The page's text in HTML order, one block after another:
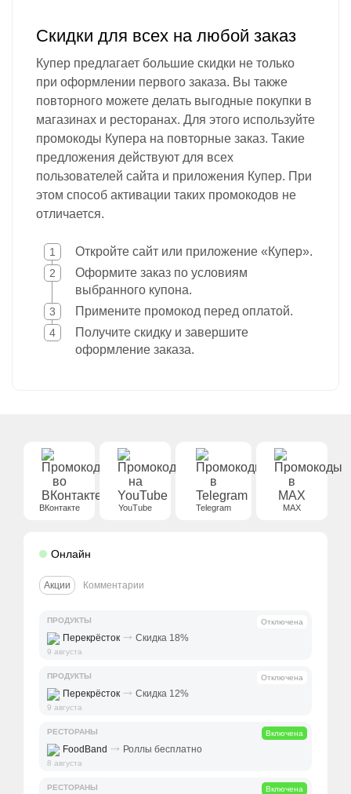
Скидки для всех на любой заказ
Купер предлагает большие скидки не только
при оформлении первого заказа. Вы также
повторного можете делать выгодные покупки в
магазинах и ресторанах. Для этого используйте
промокоды Купера на повторные заказ. Такие
предложения действуют для всех
пользователей сайта и приложения Купер. При
этом способ активации таких промокодов не
отличается.
Откройте сайт или приложение «Купер».
Оформите заказ по условиям
выбранного купона.
Примените промокод перед оплатой.
Получите скидку и завершите
оформление заказа.
ВКонтакте YouTube Telegram MAX
Онлайн
Акции Комментарии
ПРОДУКТЫ Отключена
Перекрёсток ⤑ Скидка 18%
9 августа
ПРОДУКТЫ Отключена
Перекрёсток ⤑ Скидка 12%
9 августа
РЕСТОРАНЫ Включена
FoodBand ⤑ Роллы бесплатно
8 августа
РЕСТОРАНЫ Включена